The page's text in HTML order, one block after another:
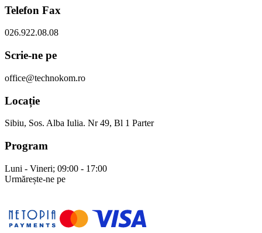
Telefon Fax
026.922.08.08
Scrie-ne pe
office@technokom.ro
Locație
Sibiu, Sos. Alba Iulia. Nr 49, Bl 1 Parter
Program
Luni - Vineri; 09:00 - 17:00
Urmărește-ne pe